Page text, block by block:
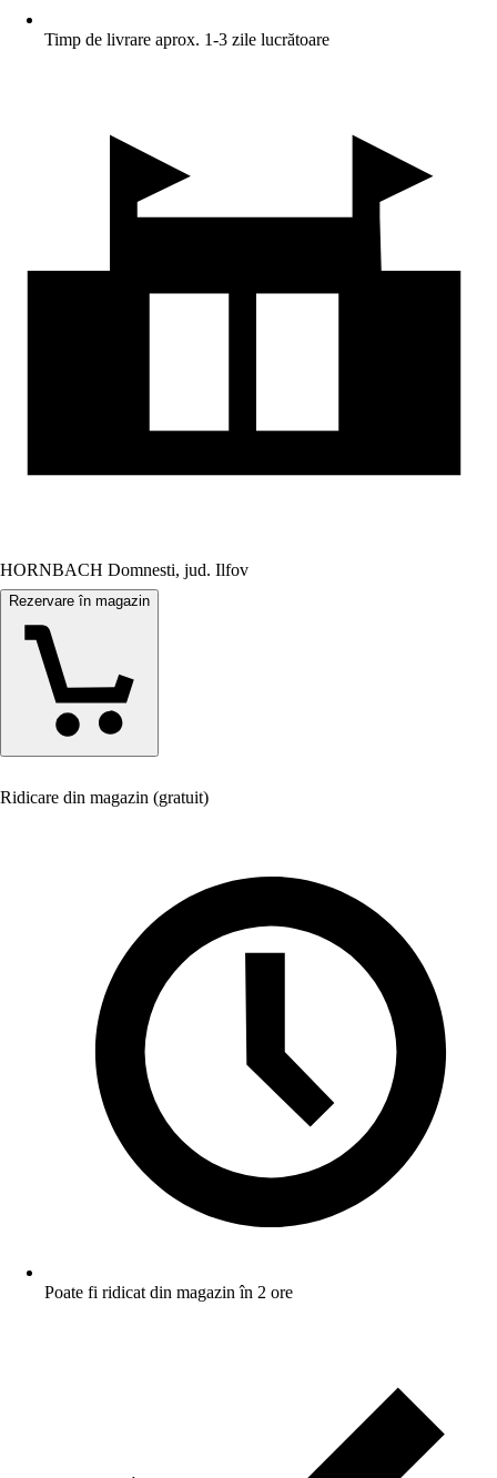
Timp de livrare aprox. 1-3 zile lucrătoare
HORNBACH Domnesti, jud. Ilfov
Rezervare în magazin
Ridicare din magazin (gratuit)
Poate fi ridicat din magazin în 2 ore